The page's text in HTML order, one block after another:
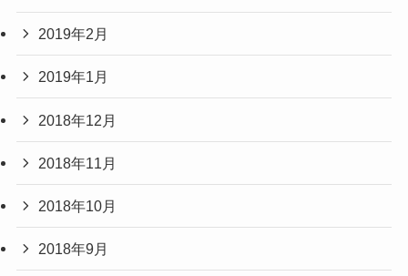
2019年2月
2019年1月
2018年12月
2018年11月
2018年10月
2018年9月